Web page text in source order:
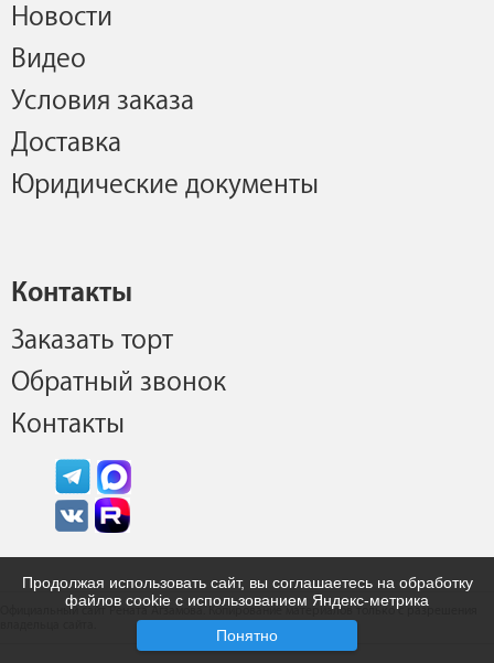
Новости
Видео
Условия заказа
Доставка
Юридические документы
Контакты
Заказать торт
Обратный звонок
Контакты
Официальный сайт Рената Агзамова. Копирование материалов только с разрешения
Продолжая использовать сайт, вы соглашаетесь на обработку
файлов cookie с использованием Яндекс-метрика
Понятно